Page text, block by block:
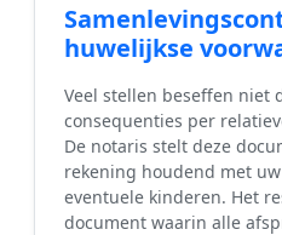
huwelijkse
Veel stellen beseffen niet
consequenties per
De notaris stelt deze
rekening houdend met
eventuele kinderen. Het
document waarin alle